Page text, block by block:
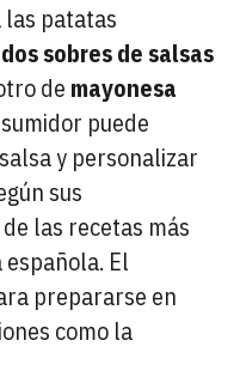
las patatas
dos sobres de salsas
de mayonesa
puede
y personalizar
sus
las recetas más
El
prepararse en
como la